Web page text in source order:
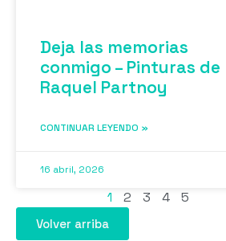
Deja las memorias
conmigo – Pinturas de
Raquel Partnoy
CONTINUAR LEYENDO »
16 abril, 2026
1 2 3 4 5
Volver arriba